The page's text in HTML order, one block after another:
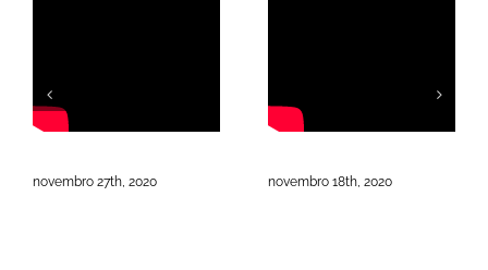
novembro 27th, 2020 novembro 18th, 2020